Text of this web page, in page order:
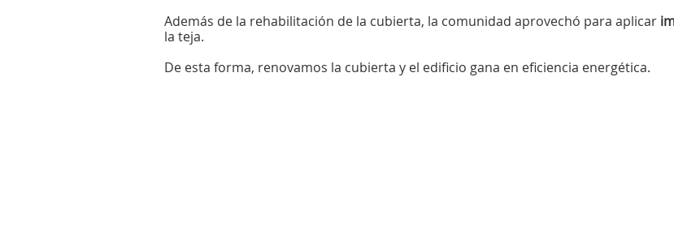
Además de la rehabilitación de la cubierta, la comunidad aprovechó para aplicar
la teja.
De esta forma, renovamos la cubierta y el edificio gana en eficiencia energética.